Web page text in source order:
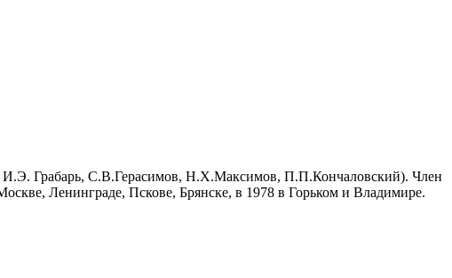
Грабарь, С.В.Герасимов, Н.Х.Максимов, П.П.Кончаловский). Член
Ленинграде, Пскове, Брянске, в 1978 в Горьком и Владимире.